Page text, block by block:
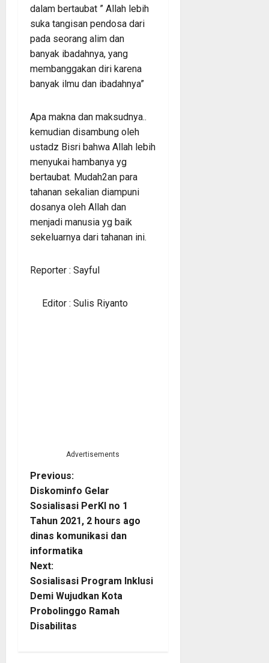
dalam bertaubat ” Allah lebih
suka tangisan pendosa dari
pada seorang alim dan
banyak ibadahnya, yang
membanggakan diri karena
banyak ilmu dan ibadahnya”
Apa makna dan maksudnya..
kemudian disambung oleh
ustadz Bisri bahwa Allah lebih
menyukai hambanya yg
bertaubat. Mudah2an para
tahanan sekalian diampuni
dosanya oleh Allah dan
menjadi manusia yg baik
sekeluarnya dari tahanan ini.
Reporter : Sayful
Editor : Sulis Riyanto
Advertisements
P
o
s
t
n
a
v
Previous:
Diskominfo Gelar
Sosialisasi PerKI no 1
Tahun 2021, 2 hours ago
dinas komunikasi dan
informatika
Next:
Sosialisasi Program Inklusi
Demi Wujudkan Kota
Probolinggo Ramah
Disabilitas